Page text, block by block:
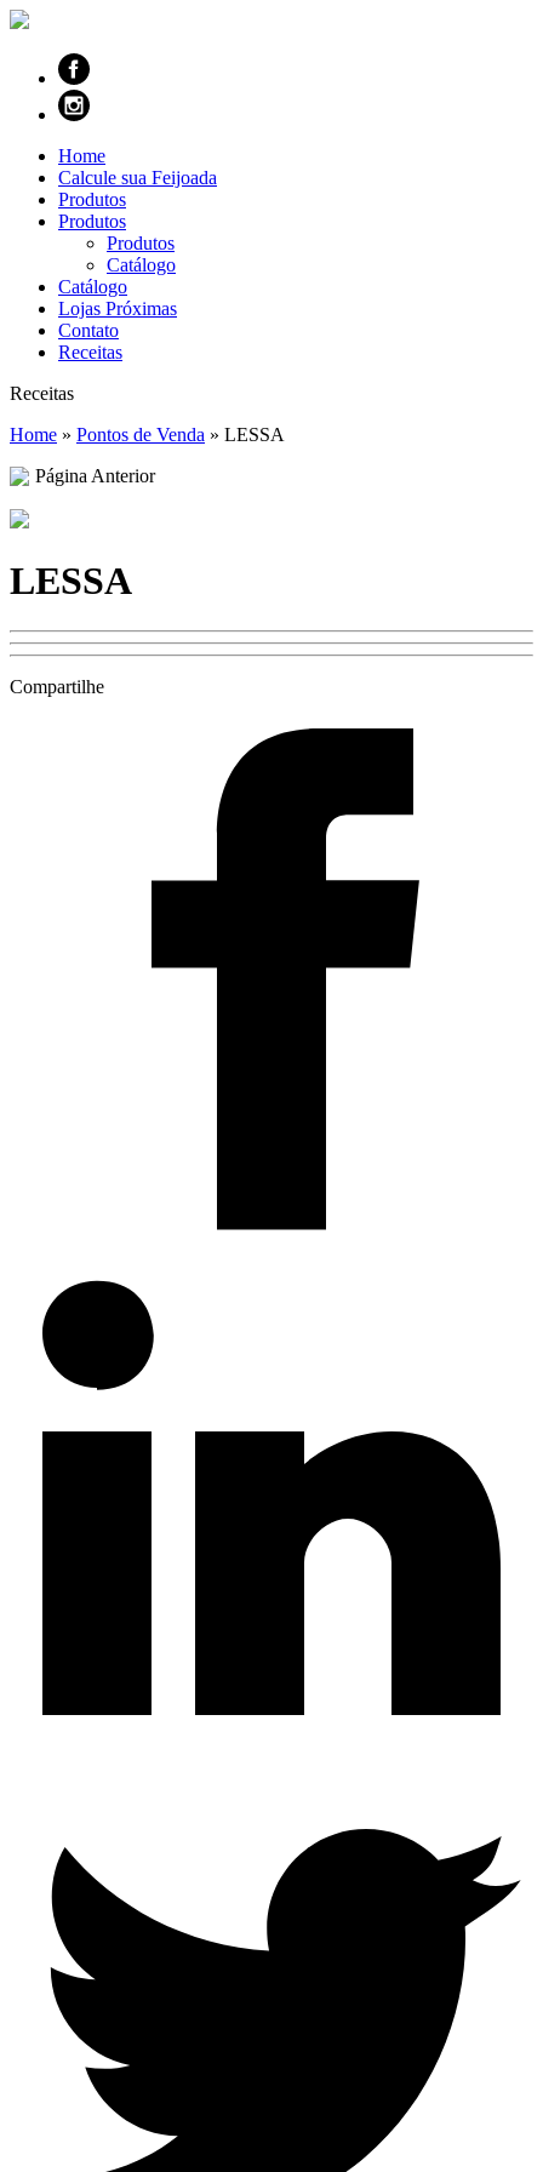
Home
Calcule sua Feijoada
Produtos
Produtos
Produtos
Catálogo
Catálogo
Lojas Próximas
Contato
Receitas
Receitas
Home » Pontos de Venda » LESSA
Página Anterior
LESSA
Compartilhe